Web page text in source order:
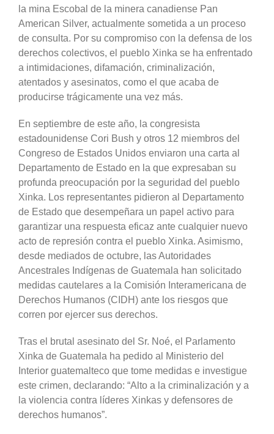
la mina Escobal de la minera canadiense Pan
American Silver, actualmente sometida a un proceso
de consulta. Por su compromiso con la defensa de los
derechos colectivos, el pueblo Xinka se ha enfrentado
a intimidaciones, difamación, criminalización,
atentados y asesinatos, como el que acaba de
producirse trágicamente una vez más.
En septiembre de este año, la congresista
estadounidense Cori Bush y otros 12 miembros del
Congreso de Estados Unidos enviaron una carta al
Departamento de Estado en la que expresaban su
profunda preocupación por la seguridad del pueblo
Xinka. Los representantes pidieron al Departamento
de Estado que desempeñara un papel activo para
garantizar una respuesta eficaz ante cualquier nuevo
acto de represión contra el pueblo Xinka. Asimismo,
desde mediados de octubre, las Autoridades
Ancestrales Indígenas de Guatemala han solicitado
medidas cautelares a la Comisión Interamericana de
Derechos Humanos (CIDH) ante los riesgos que
corren por ejercer sus derechos.
Tras el brutal asesinato del Sr. Noé, el Parlamento
Xinka de Guatemala ha pedido al Ministerio del
Interior guatemalteco que tome medidas e investigue
este crimen, declarando: “Alto a la criminalización y a
la violencia contra líderes Xinkas y defensores de
derechos humanos”.